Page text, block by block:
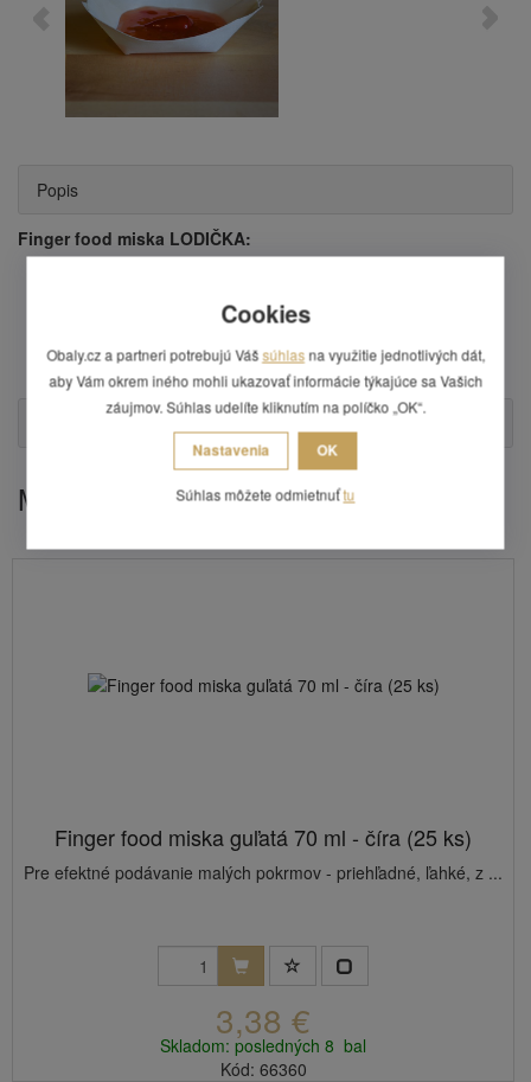
Popis
Finger food miska LODIČKA:
farba: prírodná (dizajn dreva),
balenie obsahuje 100 ks,
cena uvedená za 1 balenie.
Mohlo by Vás zaujímať
Finger food miska guľatá 70 ml - číra (25 ks)
Pre efektné podávanie malých pokrmov - priehľadné, ľahké, z ...
3,38 €
Skladom: posledných 8 bal
Kód: 66360
Cookies
Obaly.cz a partneri potrebujú Vášsúhlas na využitie jednotlivých dát,
aby Vám okrem iného mohli ukazovať informácie týkajúce sa Vašich
záujmov. Súhlas udelíte kliknutím na políčko „OK“.
Nastavenia OK
Súhlas môžete odmietnuťtu